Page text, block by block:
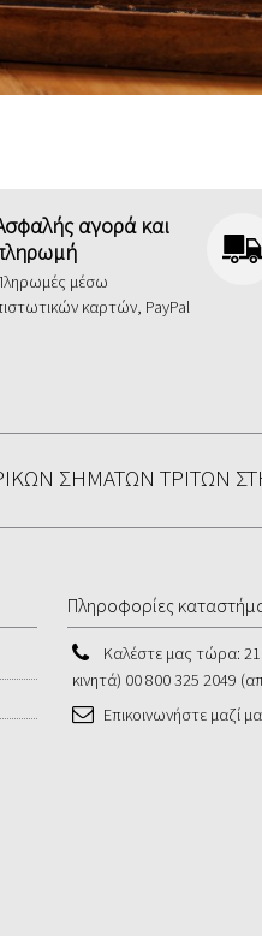
αγορά και
μέσω
καρτών, PayPal
ΣΗΜΆΤΩΝ ΤΡΊΤΩΝ
Πληροφορίες
Καλέστε μας τώρα:
κινητά) 00 800 325 2049
Επικοινωνήστε μαζί